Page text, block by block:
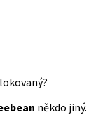
někdo jiný.